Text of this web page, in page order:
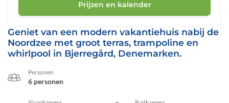
Geniet van een modern vakantiehuis nabij de
Noordzee met groot terras, trampoline en
whirlpool in Bjerregård, Denemarken.
Personen
6 personen
Prijzen en kalender